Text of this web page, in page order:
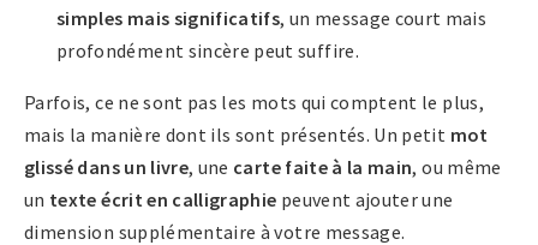
simples mais significatifs, un message court mais
profondément sincère peut suffire.
Parfois, ce ne sont pas les mots qui comptent le plus,
mais la manière dont ils sont présentés. Un petit mot
glissé dans un livre, une carte faite à la main, ou même
un texte écrit en calligraphie peuvent ajouter une
dimension supplémentaire à votre message.